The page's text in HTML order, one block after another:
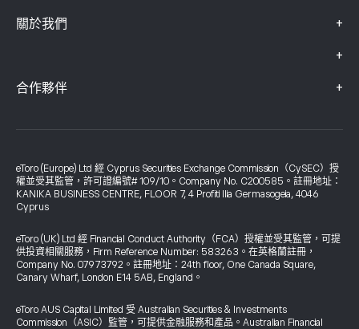
關於我們 +
+
合作夥伴 +
eToro (Europe) Ltd 經 Cyprus Securities Exchange Commission（CySEC）授
權並受其監管，許可證編號# 109/10。Company No. C200585。註冊地址：
KANIKA BUSINESS CENTRE, FLOOR 7, 4 Profiti Ilia Germasogeia, 4046
Cyprus
eToro (UK) Ltd 經 Financial Conduct Authority（FCA）授權並受其監管，可提
供投資相關服務，Firm Reference Number: 583263。在英格蘭註冊，
Company No. 07973792。註冊地址：24th floor, One Canada Square,
Canary Wharf, London E14 5AB, England。
eToro AUS Capital Limited 受 Australian Securities & Investments
Commission（ASIC）監管，可提供金融服務和產品。Australian Financial